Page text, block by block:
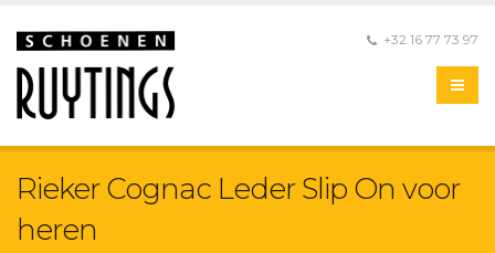
+32 16 77 73 97
Rieker Cognac Leder Slip On voor
heren